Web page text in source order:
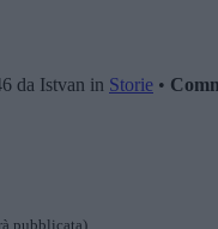
da Istvan in Storie •
pubblicata)